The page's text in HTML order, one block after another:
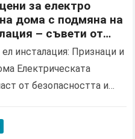
за електро
дома с подмяна на
– съвети от
електротехник
инсталация: Признаци и
Електрическата
от безопасността и